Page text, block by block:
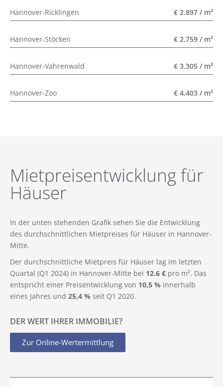
Hannover-Ricklingen € 2.897 / m²
Hannover-Stöcken € 2.759 / m²
Hannover-Vahrenwald € 3.305 / m²
Hannover-Zoo € 4.403 / m²
Mietpreisentwicklung für
Häuser
In der unten stehenden Grafik sehen Sie die Entwicklung
des durchschnittlichen Mietpreises für Häuser in Hannover-
Mitte.
Der durchschnittliche Mietpreis für Häuser lag im letzten
Quartal (Q1 2024) in Hannover-Mitte bei 12.6 € pro m². Das
entspricht einer Preisentwicklung von 10,5 % innerhalb
eines Jahres und 25,4 % seit Q1 2020.
DER WERT IHRER IMMOBILIE?
Zur Online-Wertermittlung